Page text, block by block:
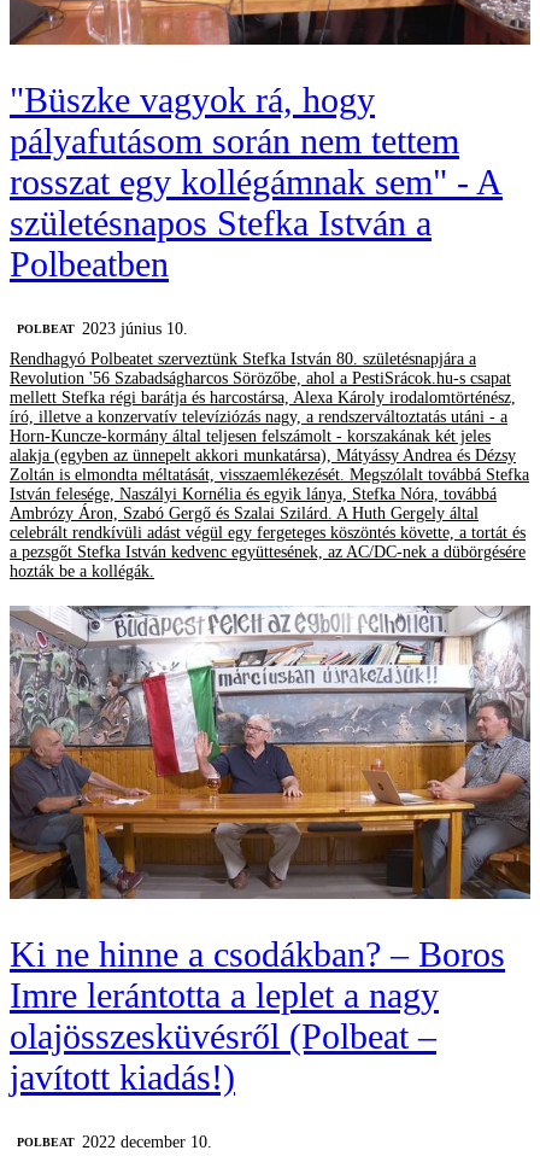
"Büszke vagyok rá, hogy
pályafutásom során nem tettem
rosszat egy kollégámnak sem" - A
születésnapos Stefka István a
Polbeatben
‎POLBEAT
2023 június 10.
Rendhagyó Polbeatet szerveztünk Stefka István 80. születésnapjára a
Revolution '56 Szabadságharcos Sörözőbe, ahol a PestiSrácok.hu-s csapat
mellett Stefka régi barátja és harcostársa, Alexa Károly irodalomtörténész,
író, illetve a konzervatív televíziózás nagy, a rendszerváltoztatás utáni - a
Horn-Kuncze-kormány által teljesen felszámolt - korszakának két jeles
alakja (egyben az ünnepelt akkori munkatársa), Mátyássy Andrea és Dézsy
Zoltán is elmondta méltatását, visszaemlékezését. Megszólalt továbbá Stefka
István felesége, Naszályi Kornélia és egyik lánya, Stefka Nóra, továbbá
Ambrózy Áron, Szabó Gergő és Szalai Szilárd. A Huth Gergely által
celebrált rendkívüli adást végül egy fergeteges köszöntés követte, a tortát és
a pezsgőt Stefka István kedvenc együttesének, az AC/DC-nek a dübörgésére
hozták be a kollégák.
Ki ne hinne a csodákban? – Boros
Imre lerántotta a leplet a nagy
olajösszesküvésről (Polbeat –
javított kiadás!)
‎POLBEAT 2022 december 10.